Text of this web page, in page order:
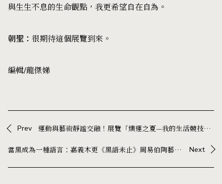
與生生不息的生命觀點，我更希望自在自為。
朝聖： 很期待這個展覽到來。
編輯/龍傑娣
Prev 運動與藝術靜謐交融！展覽「燠運之夏—我的生活競技場」暑期快閃登場NOKE忠泰樂生活
當黑成為一種語言：嘉義木更《黑語未止》周易伯陶藝展，在器物中展開與生活的對話 Next